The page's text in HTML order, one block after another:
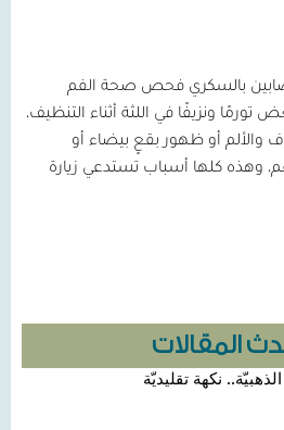
المقالات
نكهة تقليديّة
بالسكري فحص صحة الفم
تورمًا ونزيفًا في اللثة أثناء التنظيف،
والألم أو ظهور بقعٍ بيضاء أو
وهذه كلها أسباب تستدعي زيارة